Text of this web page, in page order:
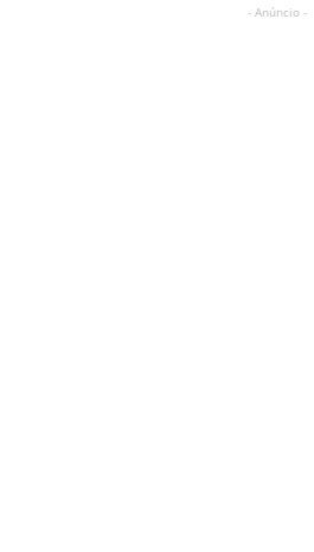
- Anúncio -